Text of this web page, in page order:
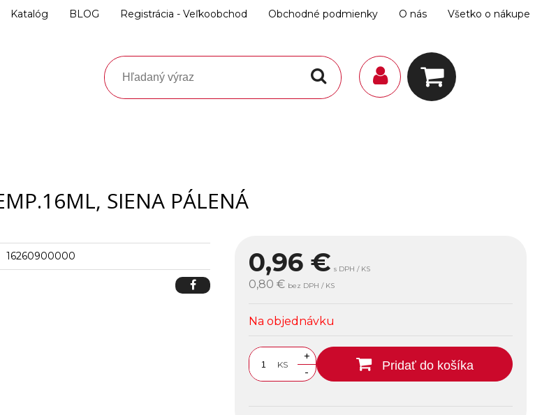
Katalóg BLOG Registrácia - Veľkoobchod Obchodné podmienky O nás Všetko o nákupe
SIENA PÁLENÁ
0,96 € s DPH / KS
0,80 € bez DPH / KS
Na objednávku
KS
+
-
Pridať do košíka
16260900000